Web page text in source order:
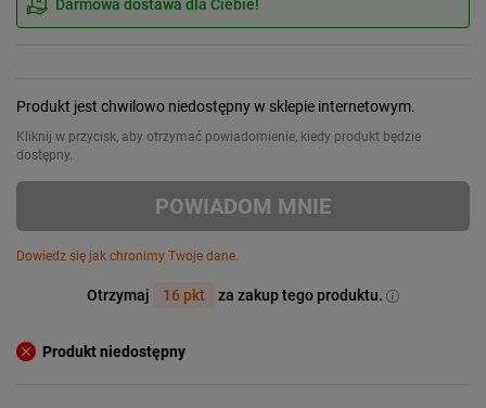
Darmowa dostawa dla Ciebie!
Produkt jest chwilowo niedostępny w sklepie internetowym.
Kliknij w przycisk, aby otrzymać powiadomienie, kiedy produkt będzie
dostępny.
POWIADOM MNIE
Dowiedz się jak chronimy Twoje dane.
Otrzymaj 16 pkt za zakup tego produktu.
Produkt niedostępny